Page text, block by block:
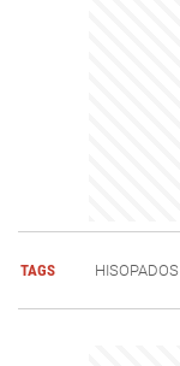
TAGS HISOPADOS